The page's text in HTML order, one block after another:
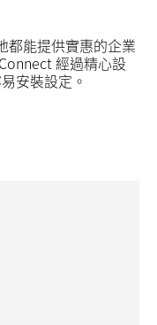
都能提供實惠的企業
經過精心設
安裝設定。